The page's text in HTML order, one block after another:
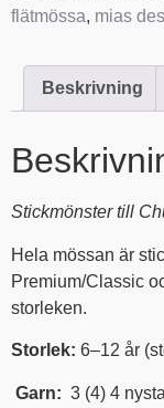
flätmössa, mias
Beskrivning
Stickmönster till
Hela mössan är
Premium/Classic
storleken.
Storlek: 6–12 år
Garn: 3 (4) 4